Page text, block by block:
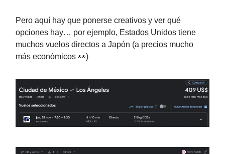
Pero aquí hay que ponerse creativos y ver qué
opciones hay… por ejemplo, Estados Unidos tiene
muchos vuelos directos a Japón (a precios mucho
más económicos 👀)